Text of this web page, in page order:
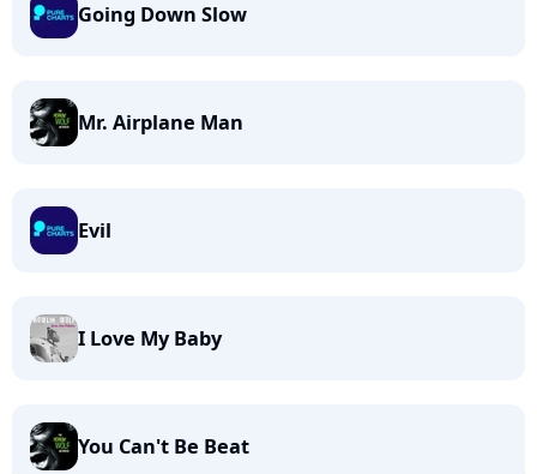
Going Down Slow
Mr. Airplane Man
Evil
I Love My Baby
You Can't Be Beat